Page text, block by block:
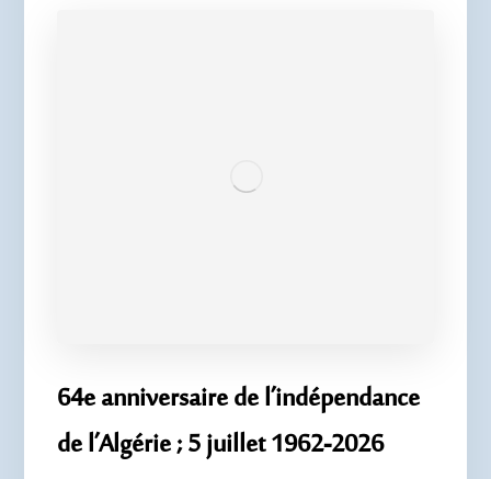
64e anniversaire de l’indépendance
de l’Algérie ; 5 juillet 1962-2026